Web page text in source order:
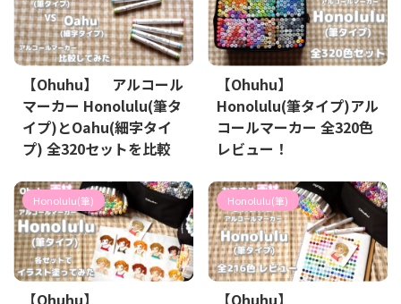
【Ohuhu】 アルコール
マーカー Honolulu(筆タ
イプ)とOahu(細字タイ
プ) 全320セットを比較
【Ohuhu】
Honolulu(筆タイプ)アル
コールマーカー 全320色
レビュー！
Honolulu(筆)
【Ohuhu】
Honolulu(筆)
【Ohuhu】